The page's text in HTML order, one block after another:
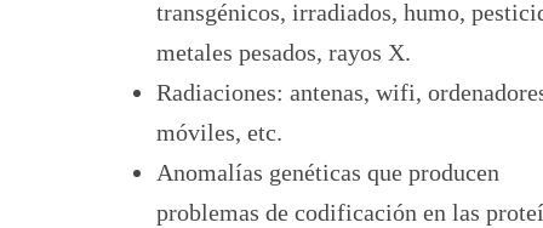
transgénicos, irradiados, humo,
metales pesados, rayos X.
Radiaciones: antenas, wifi,
móviles, etc.
Anomalías genéticas que producen
problemas de codificación en las